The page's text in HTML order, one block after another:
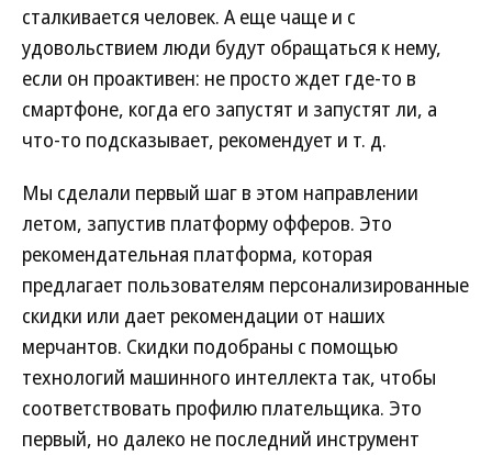
сталкивается человек. А еще чаще и с
удовольствием люди будут обращаться к нему,
если он проактивен: не просто ждет где-то в
смартфоне, когда его запустят и запустят ли, а
что-то подсказывает, рекомендует и т. д.
Мы сделали первый шаг в этом направлении
летом, запустив платформу офферов. Это
рекомендательная платформа, которая
предлагает пользователям персонализированные
скидки или дает рекомендации от наших
мерчантов. Скидки подобраны с помощью
технологий машинного интеллекта так, чтобы
соответствовать профилю плательщика. Это
первый, но далеко не последний инструмент